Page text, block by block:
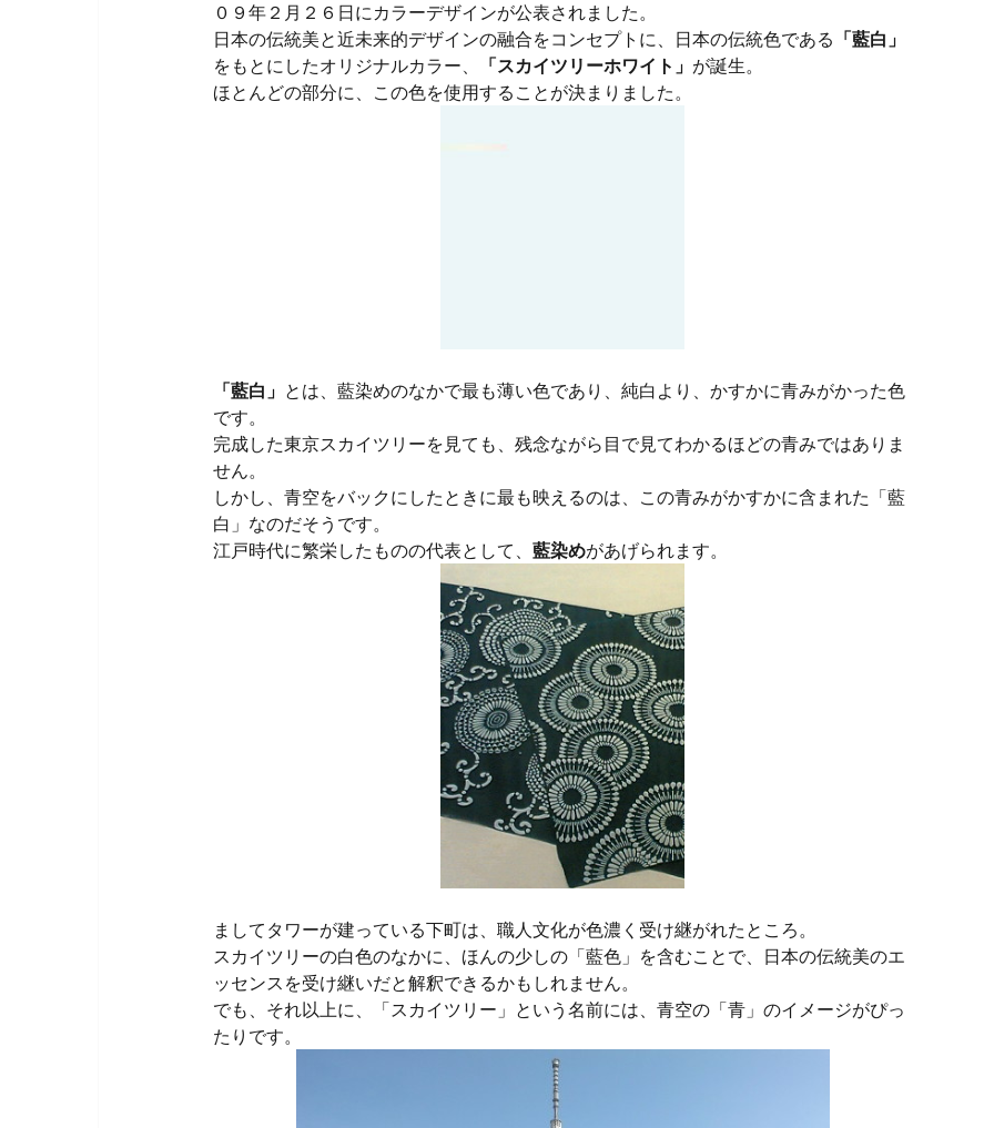
０９年２月２６日にカラーデザインが公表されました。
日本の伝統美と近未来的デザインの融合をコンセプトに、日本の伝統色である
「藍白」
をもとにしたオリジナルカラー、
「スカイツリーホワイト」 が誕生。
ほとんどの部分に、この色を使用することが決まりました。
「藍白」
とは、藍染めのなかで最も薄い色であり、純白より、かすかに青みがかった色
です。
完成した東京スカイツリーを見ても、残念ながら目で見てわかるほどの青みではありま
せん。
しかし、青空をバックにしたときに最も映えるのは、この青みがかすかに含まれた「藍
白」なのだそうです。
江戸時代に繁栄したものの代表として、 藍染めがあげられます。
ましてタワーが建っている下町は、職人文化が色濃く受け継がれたところ。
スカイツリーの白色のなかに、ほんの少しの「藍色」を含むことで、日本の伝統美のエ
ッセンスを受け継いだと解釈できるかもしれません。
でも、それ以上に、「スカイツリー」という名前には、青空の「青」のイメージがぴっ
たりです。